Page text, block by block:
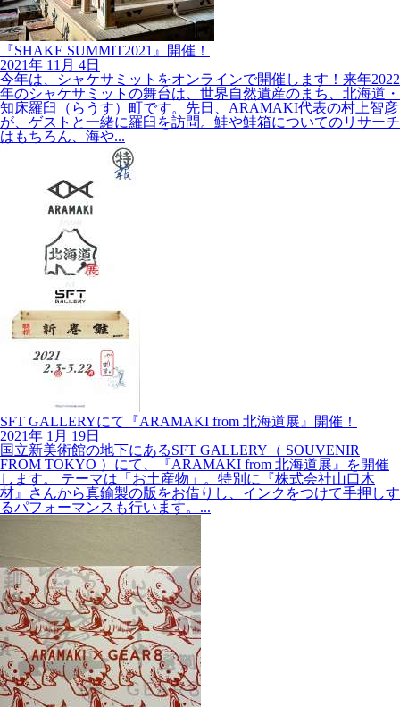
『SHAKE SUMMIT2021』開催！
2021年 11月 4日
今年は、シャケサミットをオンラインで開催します！来年2022
年のシャケサミットの舞台は、世界自然遺産のまち、北海道・
知床羅臼（らうす）町です。先日、ARAMAKI代表の村上智彦
が、ゲストと一緒に羅臼を訪問。鮭や鮭箱についてのリサーチ
はもちろん、海や...
SFT GALLERYにて『ARAMAKI from 北海道展』開催！
2021年 1月 19日
国立新美術館の地下にあるSFT GALLERY（ SOUVENIR
FROM TOKYO ）にて、『ARAMAKI from 北海道展』を開催
します。 テーマは「お土産物」。特別に『株式会社山口木
材』さんから真鍮製の版をお借りし、インクをつけて手押しす
るパフォーマンスも行います。...